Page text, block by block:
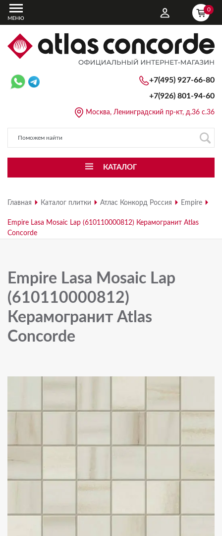
0
Москва, Ленинградский пр-кт, д.36 с.36
КАТАЛОГ
+7(495) 927-66-80
+7(926) 801-94-60
Главная Каталог плитки Атлас Конкорд Россия Empire
Empire Lasa Mosaic Lap (610110000812) Керамогранит Atlas
Concorde
Empire Lasa Mosaic Lap
(610110000812)
Керамогранит Atlas
Concorde